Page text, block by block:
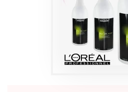
COLORATION
1500ML
Produits